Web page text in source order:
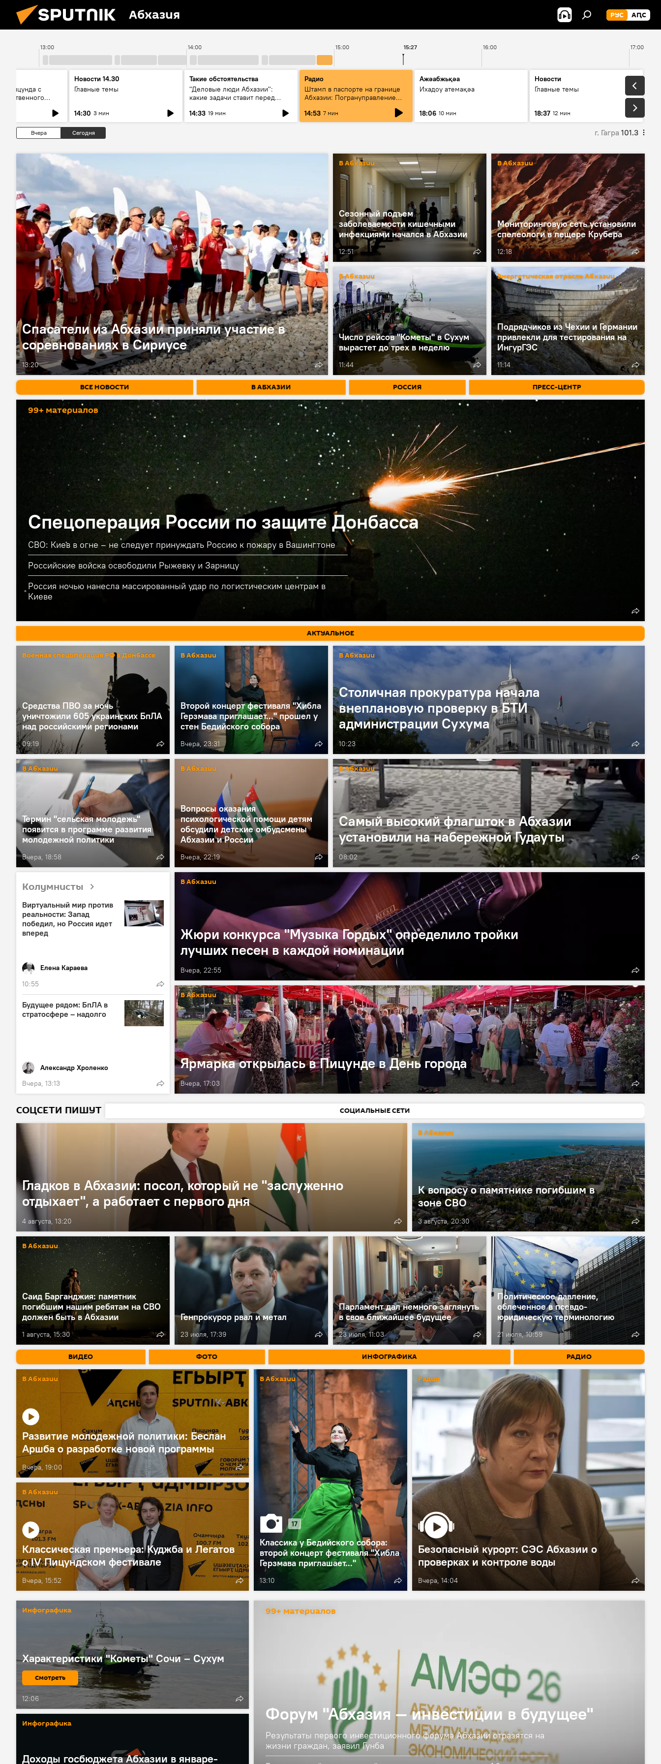
Абхазия РУС АԤС
13:00 14:00 15:00 16:00 17:00
15:27
Пицунда с
Новости 14.30
Главные темы
14:30 3 мин
Такие обстоятельства
"Деловые люди Абхазии":
какие задачи ставит перед
14:33 19 мин
Радио
Штамп в паспорте на границе
Абхазии: Погрануправление
СГБ разъяснило правила для
туристов
14:53 7 мин
Ажәабжьқәа
Ихадоу атемақәа
18:06 10 мин
Новости
Главные темы
18:37 12 мин
Вчера Сегодня г. Гагра 101.3
Спасатели из Абхазии приняли участие в
соревнованиях в Сириусе
13:20
В Абхазии
Сезонный подъем
заболеваемости кишечными
инфекциями начался в Абхазии
12:51
В Абхазии
Мониторинговую сеть установили
спелеологи в пещере Крубера
12:18
В Абхазии
Число рейсов "Кометы" в Сухум
вырастет до трех в неделю
11:44
Энергетическая отрасль Абхазии
Подрядчиков из Чехии и Германии
привлекли для тестирования на
ИнгурГЭС
11:14
ВСЕ НОВОСТИ В АБХАЗИИ РОССИЯ ПРЕСС-ЦЕНТР
99+ материалов
Спецоперация России по защите Донбасса
СВО: Киев в огне – не следует принуждать Россию к пожару в Вашингтоне
Российские войска освободили Рыжевку и Зарницу
Россия ночью нанесла массированный удар по логистическим центрам в
Киеве
АКТУАЛЬНОЕ
Военная спецоперация РФ в Донбассе
Средства ПВО за ночь
уничтожили 605 украинских БпЛА
над российскими регионами
09:19
В Абхазии
Второй концерт фестиваля "Хибла
Герзмава приглашает..." прошел у
стен Бедийского собора
Вчера, 23:31
В Абхазии
Столичная прокуратура начала
внеплановую проверку в БТИ
администрации Сухума
10:23
В Абхазии
Термин "сельская молодежь"
появится в программе развития
молодежной политики
Вчера, 18:58
В Абхазии
Вопросы оказания
психологической помощи детям
обсудили детские омбудсмены
Абхазии и России
Вчера, 22:19
В Абхазии
Самый высокий флагшток в Абхазии
установили на набережной Гудауты
08:02
Колумнисты
Виртуальный мир против
реальности: Запад
победил, но Россия идет
вперед
Елена Караева
10:55
Будущее рядом: БпЛА в
стратосфере – надолго
Александр Хроленко
Вчера, 13:13
В Абхазии
Жюри конкурса "Музыка Гордых" определило тройки
лучших песен в каждой номинации
Вчера, 22:55
В Абхазии
Ярмарка открылась в Пицунде в День города
Вчера, 17:03
СОЦСЕТИ ПИШУТ СОЦИАЛЬНЫЕ СЕТИ
Гладков в Абхазии: посол, который не "заслуженно
отдыхает", а работает с первого дня
4 августа, 13:20
В Абхазии
К вопросу о памятнике погибшим в
зоне СВО
3 августа, 20:30
В Абхазии
Саид Барганджия: памятник
погибшим нашим ребятам на СВО
должен быть в Абхазии
1 августа, 15:30
Генпрокурор рвал и метал
23 июля, 17:39
Парламент дал немного заглянуть
в свое ближайшее будущее
23 июля, 11:03
Политическое давление,
облеченное в псевдо-
юридическую терминологию
21 июля, 10:59
ВИДЕО ФОТО ИНФОГРАФИКА РАДИО
Вчера, 19:00
В Абхазии
Развитие молодежной политики: Беслан
Аршба о разработке новой программы
13:10
В Абхазии
17
Классика у Бедийского собора:
второй концерт фестиваля "Хибла
Герзмава приглашает..."
Вчера, 14:04
Радио
Безопасный курорт: СЭС Абхазии о
проверках и контроле воды
Вчера, 15:52
В Абхазии
Классическая премьера: Куджба и Легатов
о IV Пицундском фестивале
12:06
Характеристики "Кометы" Сочи – Сухум
Инфографика
Смотреть
99+ материалов
Форум "Абхазия — инвестиции в будущее"
Результаты первого инвестиционного форума Абхазии отразятся на
жизни граждан, заявил Гунба
Доходы госбюджета Абхазии в январе-
Инфографика